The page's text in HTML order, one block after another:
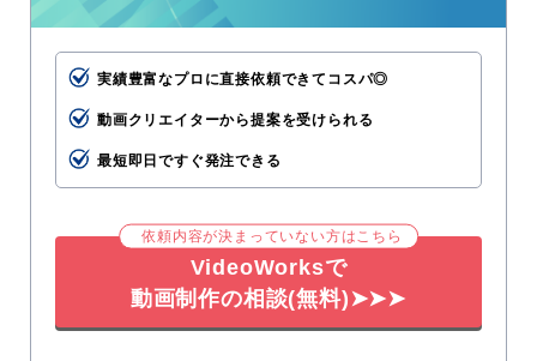
実績豊富なプロに直接依頼できてコスパ◎
動画クリエイターから提案を受けられる
最短即日ですぐ発注できる
依頼内容が決まっていない方はこちら
VideoWorksで
動画制作の相談(無料)➤➤➤